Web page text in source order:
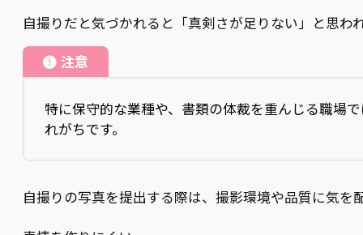
自撮りだと気づかれると「真剣さが足りない」と思わ
注意
特に保守的な業種や、書類の体裁を重んじる職場
れがちです。
自撮りの写真を提出する際は、撮影環境や品質に気を